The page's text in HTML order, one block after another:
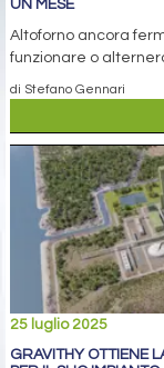
UN MESE
Altoforno ancora
funzionare o
di Stefano Gennari
25 luglio 2025
GRAVITHY OTTIENE